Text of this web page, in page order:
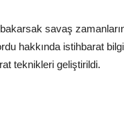
savaş
hakkında istihbarat
teknikleri geliştirildi.